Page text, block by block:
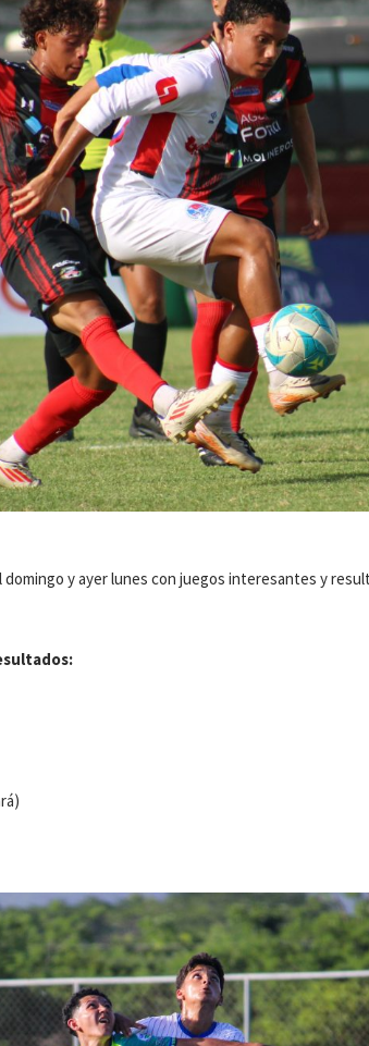
domingo y ayer lunes con juegos interesantes y